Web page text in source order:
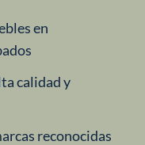
en
calidad y
reconocidas